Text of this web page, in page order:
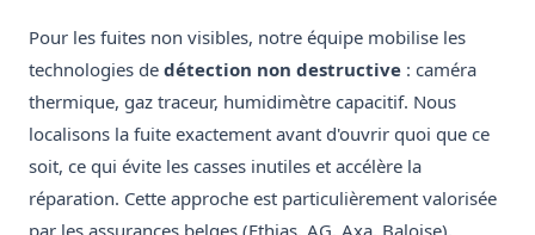
Pour les fuites non visibles, notre équipe mobilise les
technologies de détection non destructive : caméra
thermique, gaz traceur, humidimètre capacitif. Nous
localisons la fuite exactement avant d'ouvrir quoi que ce
soit, ce qui évite les casses inutiles et accélère la
réparation. Cette approche est particulièrement valorisée